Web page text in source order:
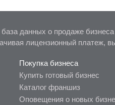
данных о продаже
лицензионный платеж,
Покупка бизнеса
Купить готовый бизнес
Каталог франшиз
Оповещения о новых